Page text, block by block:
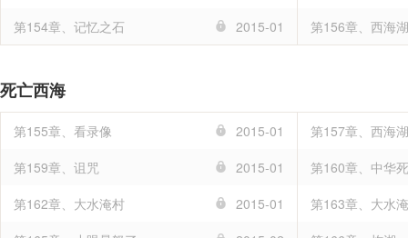
第154章、记忆之石
2015-01 第156章、西海
死亡西海
第155章、看录像 2015-01
第157章、西海
第159章、诅咒
2015-01
第160章、中华
第162章、大水淹村
2015-01
第163章、大水